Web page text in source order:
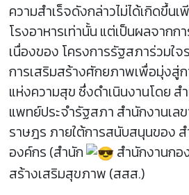
ความสำเร็จดังกล่าวไม่ได้เกิดขึ้น
โรงอาหารเท่านั้น แต่เป็นผลจากก
เนื่องของ โครงการรัฐสภาร่วมใ
การเสริมสร้างศักยภาพเพื่อมุ่งสู่
แห่งความสุข ซึ่งดำเนินงานโดย ส
แพทย์ประจำรัฐสภา สำนักงานเล
ราษฎร ภายใต้การสนับสนุนของ
องค์กร (สำนัก
สำนักงานก
สร้างเสริมสุขภาพ (สสส.)